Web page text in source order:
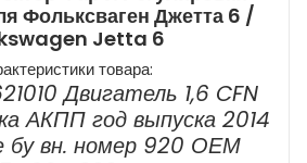
Фольксваген Джетта 6 /
Jetta 6
товара:
Двигатель 1,6 CFN
АКПП год выпуска 2014
бу вн. номер 920 ОЕМ